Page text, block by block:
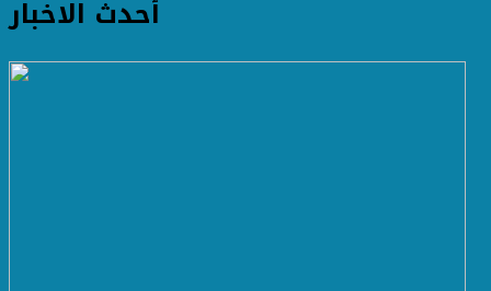
أحدث الاخبار